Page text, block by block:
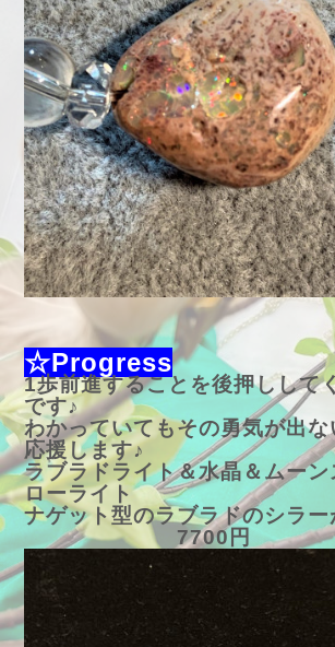
☆Progress
1歩前進することを後押しして
です♪
わかっていてもその勇気が出な
応援します♪
ラブラドライト＆水晶＆ムー
ローライト
ナゲット型のラブラドのシラ
7700円